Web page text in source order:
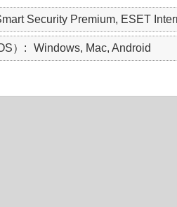
Security Premium, ESET
） Windows, Mac, Android